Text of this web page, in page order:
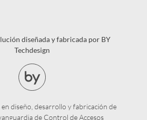
diseñada y fabricada por BY
Techdesign
en diseño, desarrollo y fabricación de
de Control de Accesos